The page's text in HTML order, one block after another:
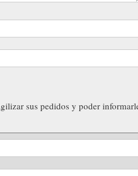
sus pedidos y poder